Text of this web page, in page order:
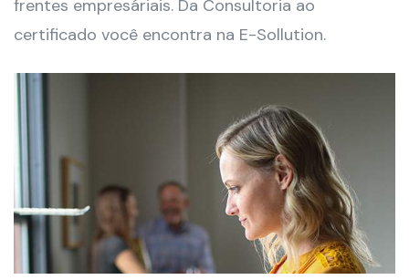
frentes empresáriais. Da Consultoria ao
certificado você encontra na E-Sollution.